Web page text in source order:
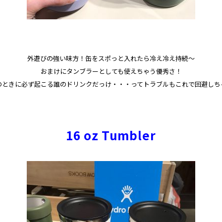
外遊びの強い味方！缶をスポっと入れたら冷え冷え持続～
おまけにタンブラーとしても使えちゃう優秀さ！
ときに必ず起こる誰のドリンクだっけ・・・ってトラブルもこれで回避し
16 oz Tumbler